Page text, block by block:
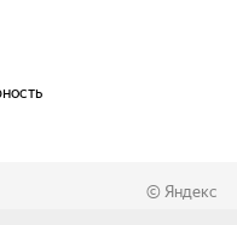
© Яндекс